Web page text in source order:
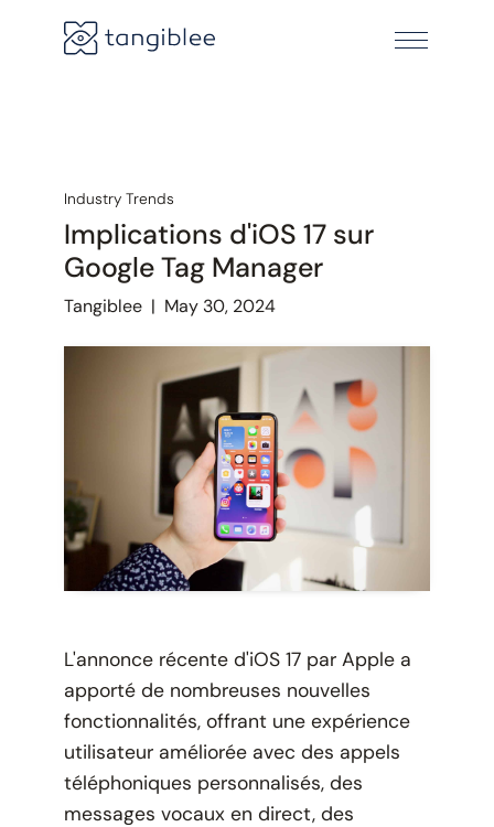
Industry Trends
Implications d'iOS 17 sur
Google Tag Manager
Tangiblee| May 30, 2024
L'annonce récente d'iOS 17 par Apple a
apporté de nombreuses nouvelles
fonctionnalités, offrant une expérience
utilisateur améliorée avec des appels
téléphoniques personnalisés, des
messages vocaux en direct, des